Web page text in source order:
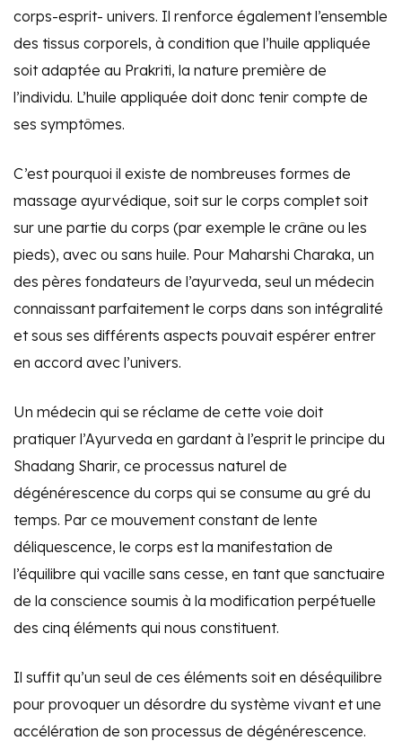
corps-esprit- univers. Il renforce également l’ensemble
des tissus corporels, à condition que l’huile appliquée
soit adaptée au Prakriti, la nature première de
l’individu. L’huile appliquée doit donc tenir compte de
ses symptômes.
C’est pourquoi il existe de nombreuses formes de
massage ayurvédique, soit sur le corps complet soit
sur une partie du corps (par exemple le crâne ou les
pieds), avec ou sans huile. Pour Maharshi Charaka, un
des pères fondateurs de l’ayurveda, seul un médecin
connaissant parfaitement le corps dans son intégralité
et sous ses différents aspects pouvait espérer entrer
en accord avec l’univers.
Un médecin qui se réclame de cette voie doit
pratiquer l’Ayurveda en gardant à l’esprit le principe du
Shadang Sharir, ce processus naturel de
dégénérescence du corps qui se consume au gré du
temps. Par ce mouvement constant de lente
déliquescence, le corps est la manifestation de
l’équilibre qui vacille sans cesse, en tant que sanctuaire
de la conscience soumis à la modification perpétuelle
des cinq éléments qui nous constituent.
Il suffit qu’un seul de ces éléments soit en déséquilibre
pour provoquer un désordre du système vivant et une
accélération de son processus de dégénérescence.